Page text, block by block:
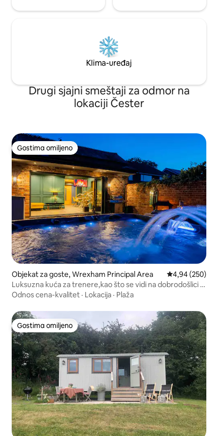
Klima-uređaj
Drugi sjajni smeštaji za odmor na
lokaciji Čester
Gostima omiljeno
Gostima omiljeno
Objekat za goste, Wrexham Principal Area Prosečna
4,94 (250)
Luksuzna kuća za trenere,kao što se vidi na dobrodošlici u
Wrexham
Odnos cena-kvalitet · Lokacija · Plaža
Gostima omiljeno
Gostima omiljeno